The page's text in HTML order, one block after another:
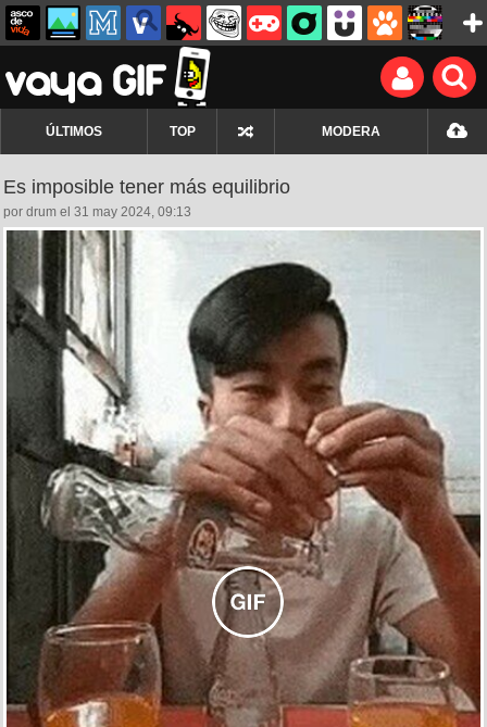
ÚLTIMOS TOP MODERA
Es imposible tener más equilibrio
por drum el 31 may 2024, 09:13